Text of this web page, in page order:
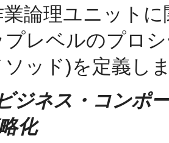
論理ユニット
プレベルのプロ
ソッド)を定義し
ジネス・コンポ
化